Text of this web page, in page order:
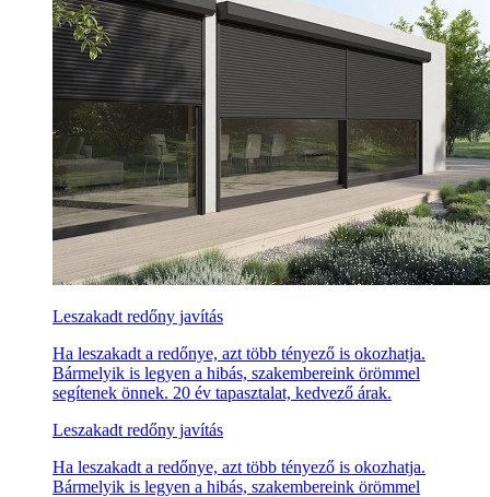
Leszakadt redőny javítás
Ha leszakadt a redőnye, azt több tényező is okozhatja.
Bármelyik is legyen a hibás, szakembereink örömmel
segítenek önnek. 20 év tapasztalat, kedvező árak.
Leszakadt redőny javítás
Ha leszakadt a redőnye, azt több tényező is okozhatja.
Bármelyik is legyen a hibás, szakembereink örömmel